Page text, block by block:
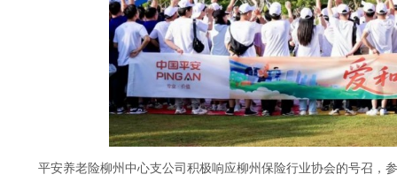
平安养老险柳州中心支公司积极响应柳州保险行业协会的号召，参